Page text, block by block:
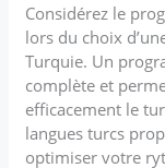
Considérez le
lors du choix
Turquie. Un
complète et
efficacement le
langues turcs
optimiser votre